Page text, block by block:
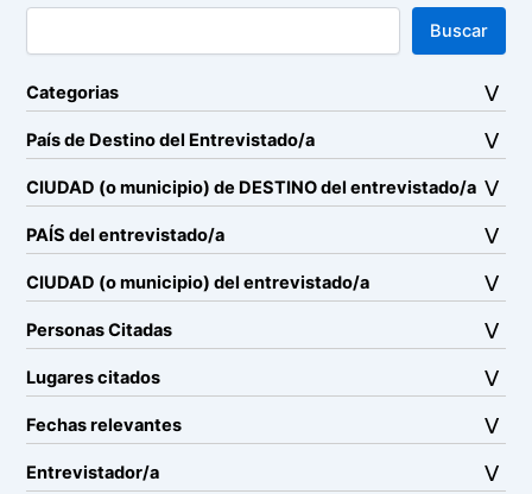
Buscar
Categorias
País de Destino del Entrevistado/a
CIUDAD (o municipio) de DESTINO del entrevistado/a
PAÍS del entrevistado/a
CIUDAD (o municipio) del entrevistado/a
Personas Citadas
Lugares citados
Fechas relevantes
Entrevistador/a